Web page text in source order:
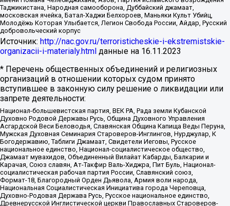
Таджикистана, Народная самооборона, Дуббайский джамаат,
московская ячейка, Батал-Хаджи Белхороев, Маньяки Культ Убийц,
Молодёжь Которая Улыбается, Легион Свобода России, Айдар, Русский
добровольческий корпус
Источник: http://nac.gov.ru/terroristicheskie-i-ekstremistskie-
organizacii-i-materialy.html данные на 16.11.2023
* Перечень общественных объединений и религиозных
организаций в отношении которых судом принято
вступившее в законную силу решение о ликвидации или
запрете деятельности:
Национал-большевистская партия, ВЕК РА, Рада земли Кубанской
Духовно Родовой Державы Русь, Община Духовного Управления
Асгардской Веси Беловодья, Славянская Община Капища Веды Перуна,
Мужская Духовная Семинария Староверов-Инглингов, Нурджулар, К
Богодержавию, Таблиги Джамаат, Свидетели Иеговы, Русское
национальное единство, Национал-социалистическое общество,
Джамаат мувахидов, Объединенный Вилайат Кабарды, Балкарии и
Карачая, Союз славян, Ат-Такфир Валь-Хиджра, Пит Буль, Национал-
социалистическая рабочая партия России, Славянский союз,
Формат-18, Благородный Орден Дьявола, Армия воли народа,
Национальная Социалистическая Инициатива города Череповца,
Духовно-Родовая Держава Русь, Русское национальное единство,
Древнерусской Инглистической церкви Православных Староверов-